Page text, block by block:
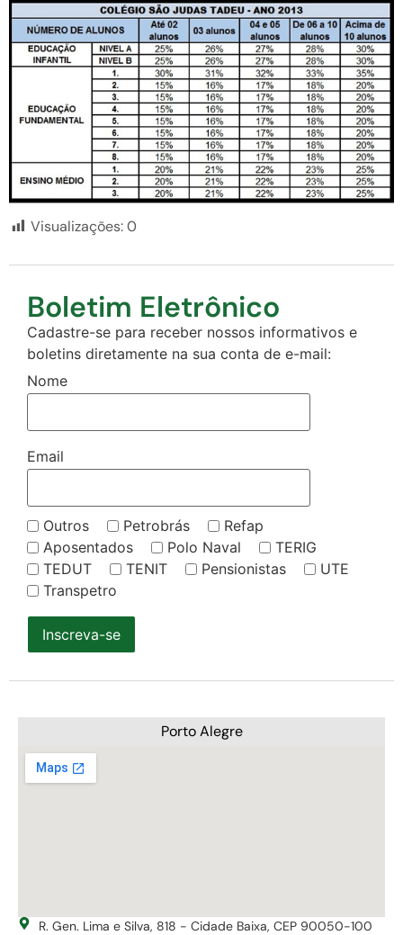
Visualizações:0
Boletim Eletrônico
Cadastre-se para receber nossos informativos e
boletins diretamente na sua conta de e-mail:
Nome
Email
Outros Petrobrás
Refap
Aposentados
Polo Naval
TERIG
TEDUT
TENIT Pensionistas
UTE
Transpetro
Inscreva-se
Porto Alegre
R. Gen. Lima e Silva, 818 - Cidade Baixa, CEP 90050-100